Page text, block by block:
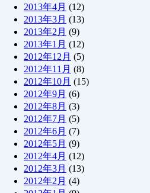
2013年4月 (12)
2013年3月 (13)
2013年2月 (9)
2013年1月 (12)
2012年12月 (5)
2012年11月 (8)
2012年10月 (15)
2012年9月 (6)
2012年8月 (3)
2012年7月 (5)
2012年6月 (7)
2012年5月 (9)
2012年4月 (12)
2012年3月 (13)
2012年2月 (4)